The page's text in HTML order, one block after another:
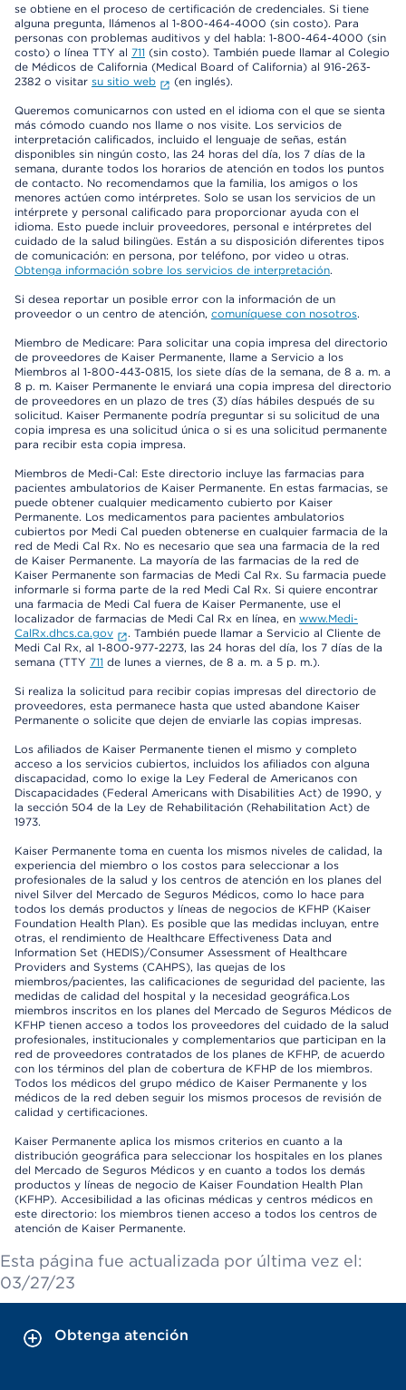
se obtiene en el proceso de certificación de credenciales. Si tiene
alguna pregunta, llámenos al 1-800-464-4000 (sin costo). Para
personas con problemas auditivos y del habla: 1-800-464-4000 (sin
costo) o línea TTY al 711 (sin costo). También puede llamar al Colegio
de Médicos de California (Medical Board of California) al 916-263-
2382 o visitar su sitio web (en inglés).
Queremos comunicarnos con usted en el idioma con el que se sienta
más cómodo cuando nos llame o nos visite. Los servicios de
interpretación calificados, incluido el lenguaje de señas, están
disponibles sin ningún costo, las 24 horas del día, los 7 días de la
semana, durante todos los horarios de atención en todos los puntos
de contacto. No recomendamos que la familia, los amigos o los
menores actúen como intérpretes. Solo se usan los servicios de un
intérprete y personal calificado para proporcionar ayuda con el
idioma. Esto puede incluir proveedores, personal e intérpretes del
cuidado de la salud bilingües. Están a su disposición diferentes tipos
de comunicación: en persona, por teléfono, por video u otras.
Obtenga información sobre los servicios de interpretación.
Si desea reportar un posible error con la información de un
proveedor o un centro de atención, comuníquese con nosotros.
Miembro de Medicare: Para solicitar una copia impresa del directorio
de proveedores de Kaiser Permanente, llame a Servicio a los
Miembros al 1-800-443-0815, los siete días de la semana, de 8 a. m. a
8 p. m. Kaiser Permanente le enviará una copia impresa del directorio
de proveedores en un plazo de tres (3) días hábiles después de su
solicitud. Kaiser Permanente podría preguntar si su solicitud de una
copia impresa es una solicitud única o si es una solicitud permanente
para recibir esta copia impresa.
Miembros de Medi-Cal: Este directorio incluye las farmacias para
pacientes ambulatorios de Kaiser Permanente. En estas farmacias, se
puede obtener cualquier medicamento cubierto por Kaiser
Permanente. Los medicamentos para pacientes ambulatorios
cubiertos por Medi Cal pueden obtenerse en cualquier farmacia de la
red de Medi Cal Rx. No es necesario que sea una farmacia de la red
de Kaiser Permanente. La mayoría de las farmacias de la red de
Kaiser Permanente son farmacias de Medi Cal Rx. Su farmacia puede
informarle si forma parte de la red Medi Cal Rx. Si quiere encontrar
una farmacia de Medi Cal fuera de Kaiser Permanente, use el
localizador de farmacias de Medi Cal Rx en línea, en www.Medi-
CalRx.dhcs.ca.gov
. También puede llamar a Servicio al Cliente de
Medi Cal Rx, al 1-800-977-2273, las 24 horas del día, los 7 días de la
semana (TTY 711 de lunes a viernes, de 8 a. m. a 5 p. m.).
Si realiza la solicitud para recibir copias impresas del directorio de
proveedores, esta permanece hasta que usted abandone Kaiser
Permanente o solicite que dejen de enviarle las copias impresas.
Los afiliados de Kaiser Permanente tienen el mismo y completo
acceso a los servicios cubiertos, incluidos los afiliados con alguna
discapacidad, como lo exige la Ley Federal de Americanos con
Discapacidades (Federal Americans with Disabilities Act) de 1990, y
la sección 504 de la Ley de Rehabilitación (Rehabilitation Act) de
1973.
Kaiser Permanente toma en cuenta los mismos niveles de calidad, la
experiencia del miembro o los costos para seleccionar a los
profesionales de la salud y los centros de atención en los planes del
nivel Silver del Mercado de Seguros Médicos, como lo hace para
todos los demás productos y líneas de negocios de KFHP (Kaiser
Foundation Health Plan). Es posible que las medidas incluyan, entre
otras, el rendimiento de Healthcare Effectiveness Data and
Information Set (HEDIS)/Consumer Assessment of Healthcare
Providers and Systems (CAHPS), las quejas de los
miembros/pacientes, las calificaciones de seguridad del paciente, las
medidas de calidad del hospital y la necesidad geográfica.Los
miembros inscritos en los planes del Mercado de Seguros Médicos de
KFHP tienen acceso a todos los proveedores del cuidado de la salud
profesionales, institucionales y complementarios que participan en la
red de proveedores contratados de los planes de KFHP, de acuerdo
con los términos del plan de cobertura de KFHP de los miembros.
Todos los médicos del grupo médico de Kaiser Permanente y los
médicos de la red deben seguir los mismos procesos de revisión de
calidad y certificaciones.
Kaiser Permanente aplica los mismos criterios en cuanto a la
distribución geográfica para seleccionar los hospitales en los planes
del Mercado de Seguros Médicos y en cuanto a todos los demás
productos y líneas de negocio de Kaiser Foundation Health Plan
(KFHP). Accesibilidad a las oficinas médicas y centros médicos en
este directorio: los miembros tienen acceso a todos los centros de
atención de Kaiser Permanente.
Esta página fue actualizada por última vez el:
03/27/23
Obtenga atención